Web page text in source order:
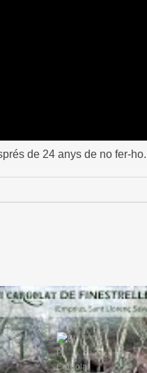
de 24 anys de no fer-ho.